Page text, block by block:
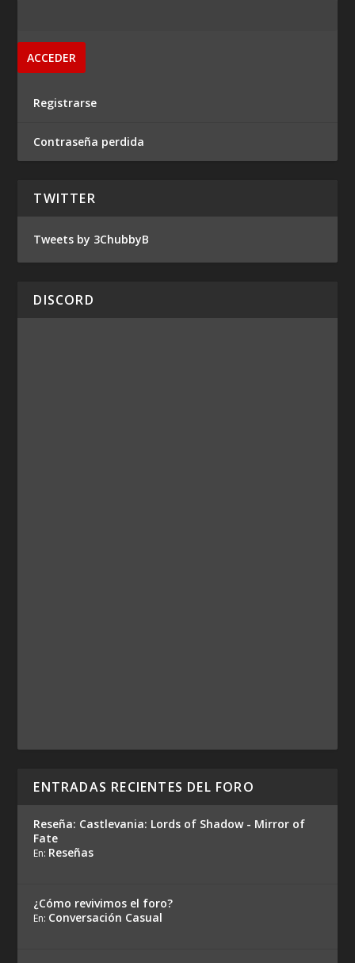
Registrarse
Contraseña perdida
TWITTER
Tweets by 3ChubbyB
DISCORD
ENTRADAS RECIENTES DEL FORO
Reseña: Castlevania: Lords of Shadow - Mirror of
Fate
En: Reseñas
¿Cómo revivimos el foro?
En: Conversación Casual